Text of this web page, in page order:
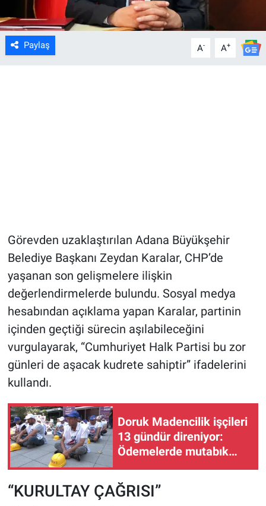
Paylaş A- A+
Görevden uzaklaştırılan Adana Büyükşehir
Belediye Başkanı Zeydan Karalar, CHP’de
yaşanan son gelişmelere ilişkin
değerlendirmelerde bulundu. Sosyal medya
hesabından açıklama yapan Karalar, partinin
içinden geçtiği sürecin aşılabileceğini
vurgulayarak, “Cumhuriyet Halk Partisi bu zor
günleri de aşacak kudrete sahiptir” ifadelerini
kullandı.
Doruk Madencilik işçileri
13 gündür direniyor:
Ödemelerde mutabık
“KURULTAY ÇAĞRISI”